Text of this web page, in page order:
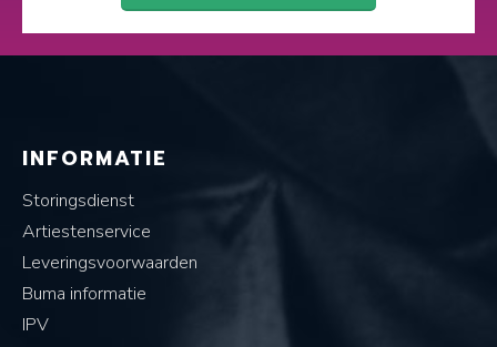
INFORMATIE
Storingsdienst
Artiestenservice
Leveringsvoorwaarden
Buma informatie
IPV